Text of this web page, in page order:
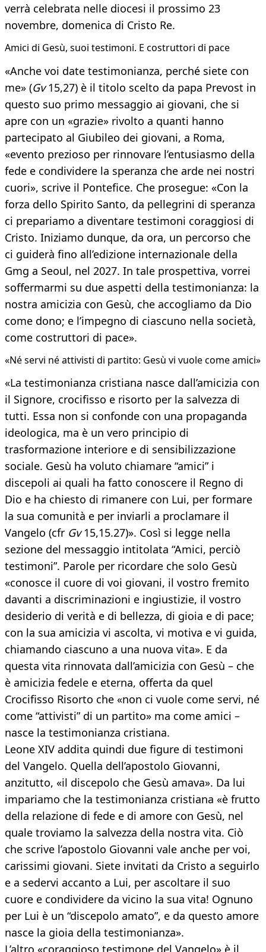
verrà celebrata nelle diocesi il prossimo 23
novembre, domenica di Cristo Re.
Amici di Gesù, suoi testimoni. E costruttori di pace
«Anche voi date testimonianza, perché siete con
me» (Gv15,27) è il titolo scelto da papa Prevost in
questo suo primo messaggio ai giovani, che si
apre con un «grazie» rivolto a quanti hanno
partecipato al Giubileo dei giovani, a Roma,
«evento prezioso per rinnovare l’entusiasmo della
fede e condividere la speranza che arde nei nostri
cuori», scrive il Pontefice. Che prosegue: «Con la
forza dello Spirito Santo, da pellegrini di speranza
ci prepariamo a diventare testimoni coraggiosi di
Cristo. Iniziamo dunque, da ora, un percorso che
ci guiderà fino all’edizione internazionale della
Gmg a Seoul, nel 2027. In tale prospettiva, vorrei
soffermarmi su due aspetti della testimonianza: la
nostra amicizia con Gesù, che accogliamo da Dio
come dono; e l’impegno di ciascuno nella società,
come costruttori di pace».
«Né servi né attivisti di partito: Gesù vi vuole come amici»
«La testimonianza cristiana nasce dall’amicizia con
il Signore, crocifisso e risorto per la salvezza di
tutti. Essa non si confonde con una propaganda
ideologica, ma è un vero principio di
trasformazione interiore e di sensibilizzazione
sociale. Gesù ha voluto chiamare “amici” i
discepoli ai quali ha fatto conoscere il Regno di
Dio e ha chiesto di rimanere con Lui, per formare
la sua comunità e per inviarli a proclamare il
Vangelo (cfr Gv15,15.27)». Così si legge nella
sezione del messaggio intitolata “Amici, perciò
testimoni”. Parole per ricordare che solo Gesù
«conosce il cuore di voi giovani, il vostro fremito
davanti a discriminazioni e ingiustizie, il vostro
desiderio di verità e di bellezza, di gioia e di pace;
con la sua amicizia vi ascolta, vi motiva e vi guida,
chiamando ciascuno a una nuova vita». E da
questa vita rinnovata dall’amicizia con Gesù – che
è amicizia fedele e eterna, offerta da quel
Crocifisso Risorto che «non ci vuole come servi, né
come “attivisti” di un partito» ma come amici –
nasce la testimonianza cristiana.
Leone XIV addita quindi due figure di testimoni
del Vangelo. Quella dell’apostolo Giovanni,
anzitutto, «il discepolo che Gesù amava». Da lui
impariamo che la testimonianza cristiana «è frutto
della relazione di fede e di amore con Gesù, nel
quale troviamo la salvezza della nostra vita. Ciò
che scrive l’apostolo Giovanni vale anche per voi,
carissimi giovani. Siete invitati da Cristo a seguirlo
e a sedervi accanto a Lui, per ascoltare il suo
cuore e condividere da vicino la sua vita! Ognuno
per Lui è un “discepolo amato”, e da questo amore
nasce la gioia della testimonianza».